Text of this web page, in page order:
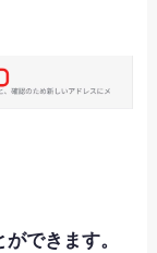
できます。